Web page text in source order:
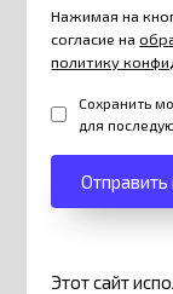
Нажимая на
согласие на
политику
Сохранить
для
Этот сайт